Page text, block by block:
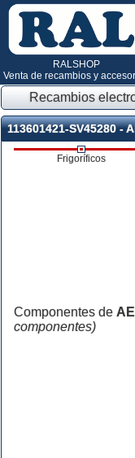
RALSHOP
Venta de recambios y
Recambios
113601421-SV45280 -
Frigoríficos
Componentes de
componentes)